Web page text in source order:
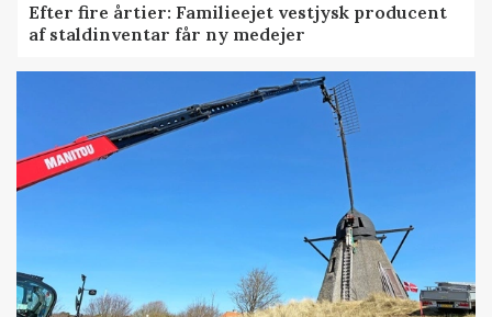
Efter fire årtier: Familieejet vestjysk producent
af staldinventar får ny medejer